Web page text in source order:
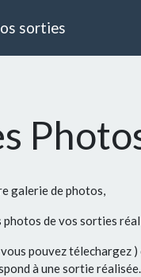
sorties
galerie de photos,
de vos sorties
pouvez télechargez
à une sortie réalisée.